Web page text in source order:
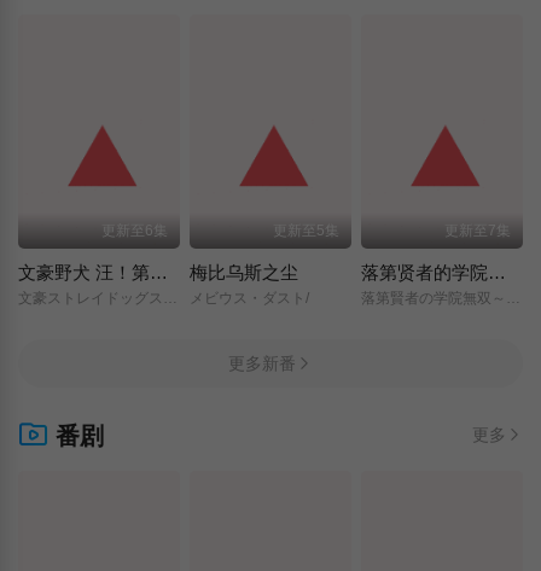
更新至6集
文豪野犬 汪！第二季
文豪ストレイドッグス/わん！２/
更新至5集
梅比乌斯之尘
メビウス・ダスト/
更新至7集
落第贤者的学院无双～第二次转生的S级开外挂魔术师冒险录～
落第賢者の学院無双～二度目の転生、Sランクチート魔術師冒険録～/
更多新番
番剧 更多